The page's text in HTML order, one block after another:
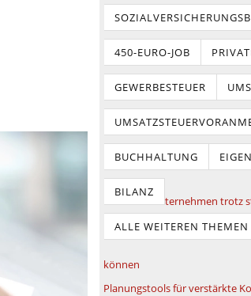
450-EURO-JOB
GEWERBESTEUER
BUCHHALTUNG
BILANZ
ALLE WEITEREN
ternehmen trotz
können
Planungstools für verstärkte